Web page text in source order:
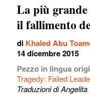
La più grande
il fallimento
di Khaled Abu
14 dicembre 2015
Pezzo in lingua
Tragedy: Failed
Traduzioni di